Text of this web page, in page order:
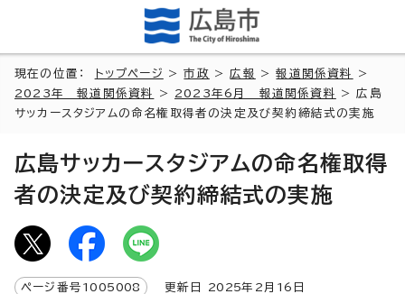
現在の位置： トップページ >市政 >広報 >報道関係資料
>
2023年 報道関係資料
> 2023年6月 報道関係資料
> 広島
サッカースタジアムの命名権取得者の決定及び契約締結式の実施
広島サッカースタジアムの命名権取得
者の決定及び契約締結式の実施
ページ番号 1005008 更新日 2025年2月 16 日